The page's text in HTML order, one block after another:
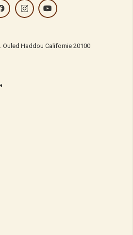
Ouled Haddou Californie 20100